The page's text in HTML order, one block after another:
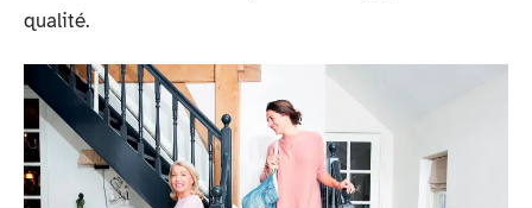
qualité.